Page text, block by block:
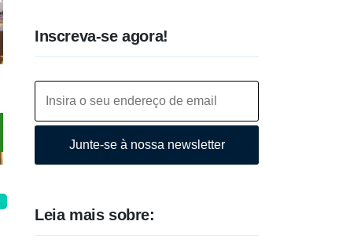
Inscreva-se agora!
Junte-se à nossa newsletter
Leia mais sobre: